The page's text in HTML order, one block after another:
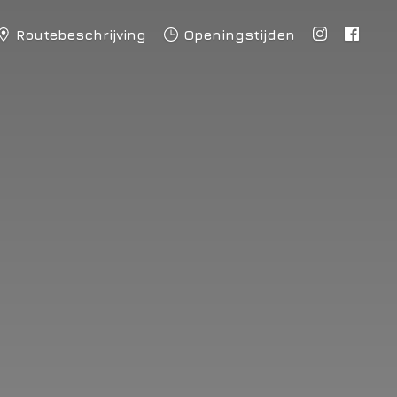
Routebeschrijving Openingstijden